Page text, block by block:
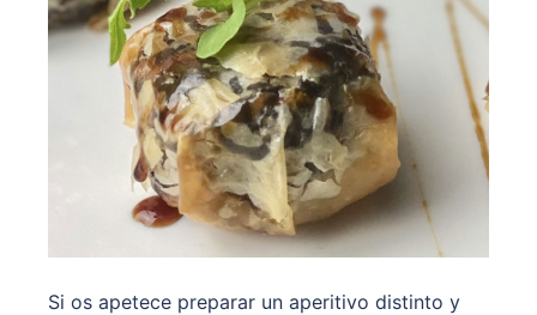
Si os apetece preparar un aperitivo distinto y